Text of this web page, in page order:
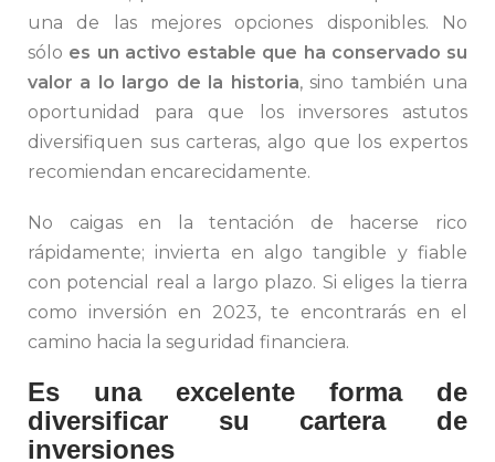
una de las mejores opciones disponibles. No
sólo es un activo estable que ha conservado su
valor a lo largo de la historia, sino también una
oportunidad para que los inversores astutos
diversifiquen sus carteras, algo que los expertos
recomiendan encarecidamente.
No caigas en la tentación de hacerse rico
rápidamente; invierta en algo tangible y fiable
con potencial real a largo plazo. Si eliges la tierra
como inversión en 2023, te encontrarás en el
camino hacia la seguridad financiera.
Es una excelente forma de
diversificar su cartera de
inversiones